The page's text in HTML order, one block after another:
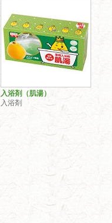
入浴剤（肌湯）
入浴剤